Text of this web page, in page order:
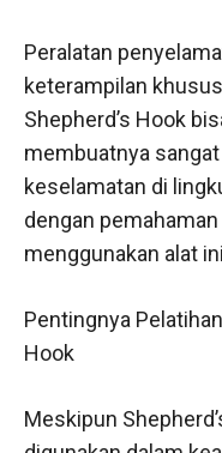
Peralatan
keterampilan
Shepherd’s Hook
membuatnya
keselamatan di
dengan
menggunakan alat
Pentingnya
Hook
Meskipun